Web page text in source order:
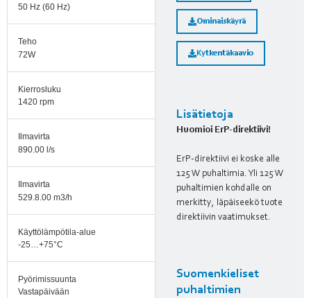
50 Hz (60 Hz)
Teho
72W
Kierrosluku
1420 rpm
Ilmavirta
890.00 l/s
Ilmavirta
529.8.00 m3/h
Käyttölämpötila-alue
-25…+75°C
Pyörimissuunta
Vastapäivään
Ominaiskäyrä
Kytkentäkaavio
Lisätietoja
Huomioi ErP-direktiivi!
ErP-direktiivi ei koske alle
125 W puhaltimia. Yli 125 W
puhaltimien kohdalle on
merkitty, läpäiseekö tuote
direktiivin vaatimukset.
Suomenkieliset
puhaltimien